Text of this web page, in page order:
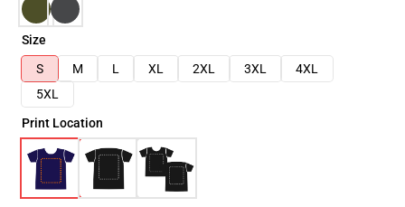
Size
S
M L XL 2XL 3XL
4XL
5XL
Print Location